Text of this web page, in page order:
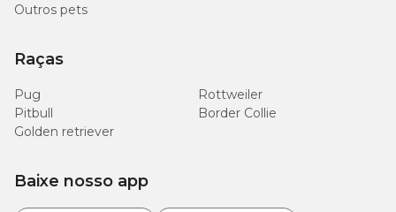
Outros pets
Raças
Pug
Rottweiler
Pitbull
Border Collie
Golden retriever
Baixe nosso app